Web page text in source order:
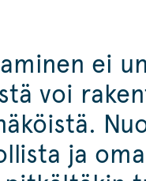
ei
voi
ja